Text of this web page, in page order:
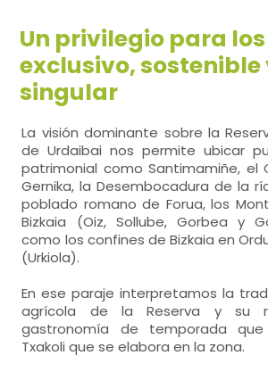
Un privilegio para
exclusivo, sostenible
singular
La visión dominante sobre la
de Urdaibai nos permite ubicar
patrimonial como Santimamiñe, el
Gernika, la Desembocadura de la
poblado romano de Forua, los
Bizkaia (Oiz, Sollube, Gorbea y
como los confines de Bizkaia en
(Urkiola).
En ese paraje interpretamos la
agrícola de la Reserva y su
gastronomía de temporada
Txakoli que se elabora en la zona.